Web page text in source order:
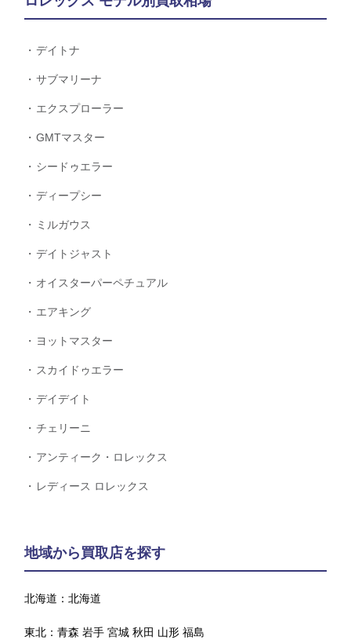
デイトナ
サブマリーナ
エクスプローラー
GMTマスター
シードゥエラー
ディープシー
ミルガウス
デイトジャスト
オイスターパーペチュアル
エアキング
ヨットマスター
スカイドゥエラー
デイデイト
チェリーニ
アンティーク・ロレックス
レディース ロレックス
地域から買取店を探す
北海道：北海道
東北：青森 岩手 宮城 秋田 山形 福島